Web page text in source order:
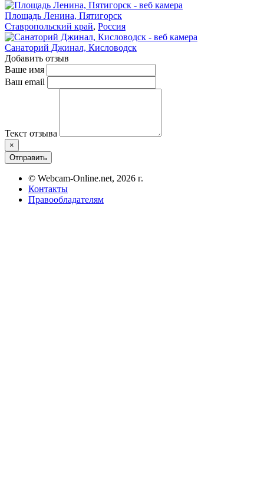
Площадь Ленина, Пятигорск
Ставропольский край, Россия
Санаторий Джинал, Кисловодск
Добавить отзыв
Ваше имя
Ваш email
Текст отзыва
×
Отправить
© Webcam-Online.net, 2026 г.
Контакты
Правообладателям